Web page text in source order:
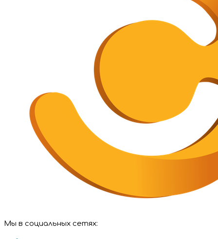
Мы в социальных сетях: